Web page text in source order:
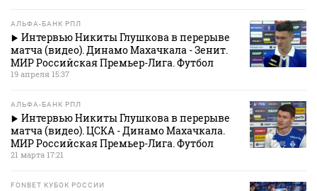
АЛЬФА-БАНК РПЛ
Интервью Никиты Глушкова в перерыве
матча (видео). Динамо Махачкала - Зенит.
МИР Российская Премьер-Лига. Футбол
19 апреля 15:37
АЛЬФА-БАНК РПЛ
Интервью Никиты Глушкова в перерыве
матча (видео). ЦСКА - Динамо Махачкала.
МИР Российская Премьер-Лига. Футбол
21 марта 17:21
FONBET КУБОК РОССИИ